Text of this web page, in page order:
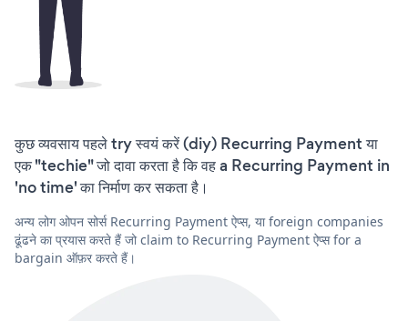
कुछ व्यवसाय पहले try स्वयं करें (diy) Recurring Payment या
एक "techie" जो दावा करता है कि वह a Recurring Payment in
'no time' का निर्माण कर सकता है।
अन्य लोग ओपन सोर्स Recurring Payment ऐप्स, या foreign companies
ढूंढने का प्रयास करते हैं जो claim to Recurring Payment ऐप्स for a
bargain ऑफ़र करते हैं।